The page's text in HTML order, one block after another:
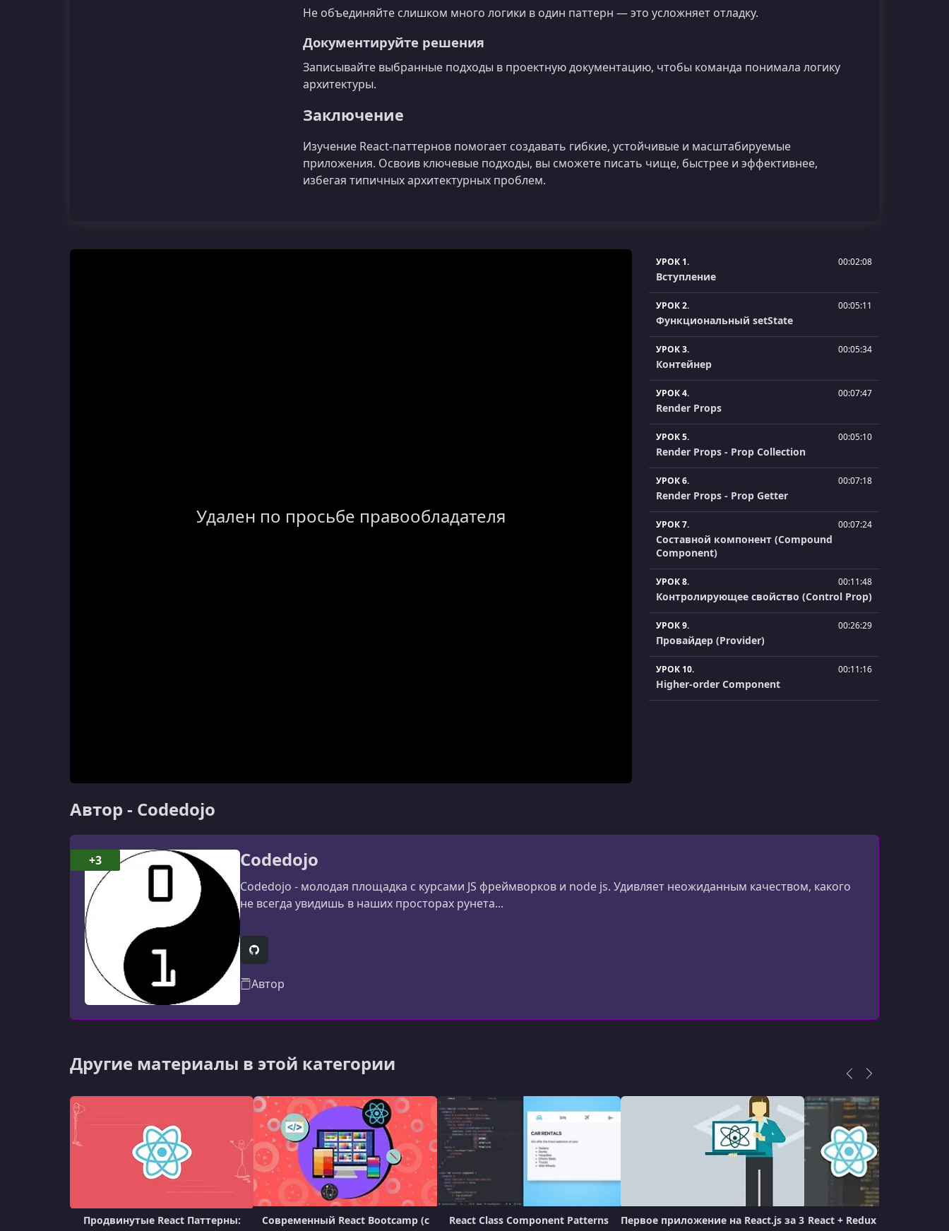
Не объединяйте слишком много логики в один паттерн — это усложняет отладку.
Документируйте решения
Записывайте выбранные подходы в проектную документацию, чтобы команда понимала логику
архитектуры.
Заключение
Изучение React-паттернов помогает создавать гибкие, устойчивые и масштабируемые
приложения. Освоив ключевые подходы, вы сможете писать чище, быстрее и эффективнее,
избегая типичных архитектурных проблем.
Удален по просьбе правообладателя
УРОК 1. 00:02:08
Вступление
УРОК 2. 00:05:11
Функциональный setState
УРОК 3. 00:05:34
Контейнер
УРОК 4. 00:07:47
Render Props
УРОК 5. 00:05:10
Render Props - Prop Collection
УРОК 6. 00:07:18
Render Props - Prop Getter
УРОК 7. 00:07:24
Составной компонент (Compound
Component)
УРОК 8. 00:11:48
Контролирующее свойство (Control Prop)
УРОК 9. 00:26:29
Провайдер (Provider)
УРОК 10. 00:11:16
Higher-order Component
Автор - Codedojo
Codedojo
Codedojo - молодая площадка с курсами JS фреймворков и node js. Удивляет неожиданным качеством, какого
не всегда увидишь в наших просторах рунета...
GitHub
Автор
+3
Другие материалы в этой категории
Продвинутые React Паттерны:
Современный React Bootcamp (с
React Class Component Patterns
Первое приложение на React.js за 3 React + Redux -